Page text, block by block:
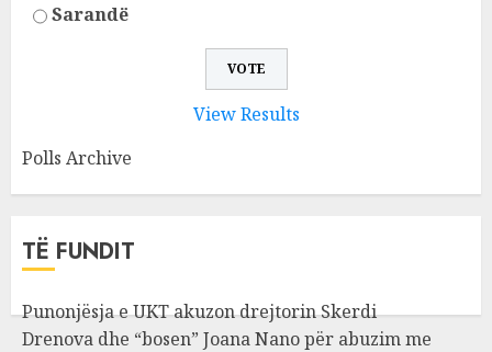
Sarandë
View Results
Polls Archive
TË FUNDIT
Punonjësja e UKT akuzon drejtorin Skerdi
Drenova dhe “bosen” Joana Nano për abuzim me